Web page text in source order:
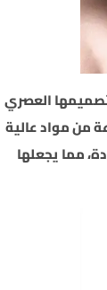
العصري
من مواد عالية
مما يجعلها